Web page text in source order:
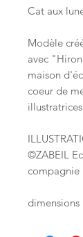
Cat aux
Modèle
avec
maison
coeur de
©ZABEIL
compagnie
dimensions